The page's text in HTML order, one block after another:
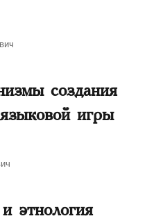
создания
игры
этнология